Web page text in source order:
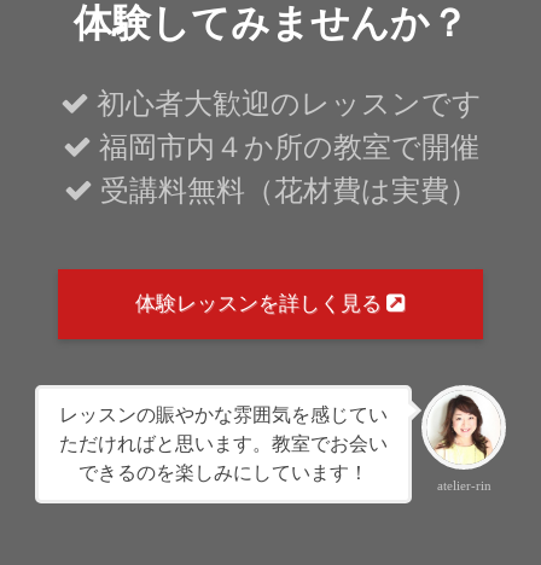
は
の
ま
ま
て
く
さ
い
体験してみませんか？
初心者大歓迎のレッスンです
福岡市内４か所の教室で開催
受講料無料（花材費は実費）
体験レッスンを詳しく見る
atelier-rin
レッスンの賑やかな雰囲気を感じてい
ただければと思います。教室でお会い
できるのを楽しみにしています！